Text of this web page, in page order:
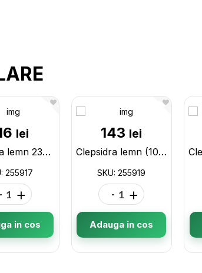
lei
Clepsidra lemn 23cm 255917
255917
- +
in cos
143 lei
Clepsidra lemn (10min) bej 255919
SKU: 255919
- +
Adauga in cos